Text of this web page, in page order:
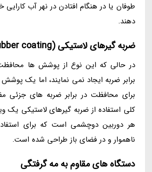
طوفان یا در هنگام افتادن در نهر آب
دهند.
ضربه گیرهای لاستیکی (Rubber coating)
در حالی که این نوع از پوشش ها محافظت
برابر ضربه ایجاد نمی نمایند، اما یک
برای محافظت در برابر ضربه های جزئی
کلی استفاده از ضربه گیرهای لاستیکی یک
هر دوربین دوچشمی است که برای
ناهموار و در فضای باز طراحی شده است.
دستگاه های مقاوم به مه گرفتگی